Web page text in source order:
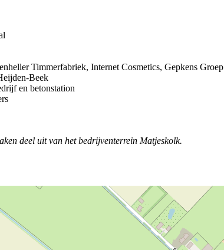
Timmerfabriek, Internet Cosmetics, Gepkens Groep
Beek
en betonstation
deel uit van hetbedrijventerrein Matjeskolk.